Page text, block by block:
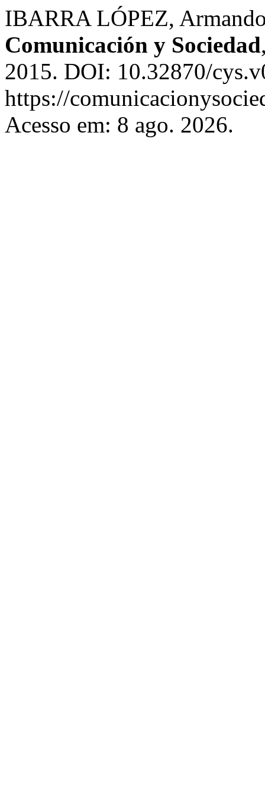
IBARRA LÓPEZ,
Comunicación y Sociedad
2015. DOI: 10.32870/
https://
Acesso em: 8 ago. 2026.